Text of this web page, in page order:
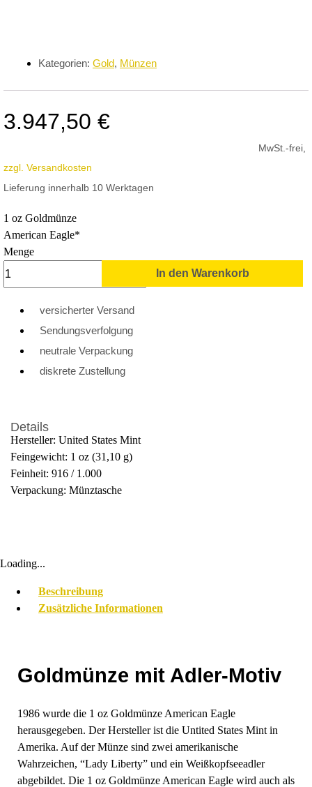
Kategorien: Gold, Münzen
3.947,50 €
MwSt.-frei,
zzgl. Versandkosten
Lieferung innerhalb 10 Werktagen
1 oz Goldmünze
American Eagle*
Menge
In den Warenkorb
versicherter Versand
Sendungsverfolgung
neutrale Verpackung
diskrete Zustellung
Details
Hersteller: United States Mint
Feingewicht: 1 oz (31,10 g)
Feinheit: 916 / 1.000
Verpackung: Münztasche
Loading...
Beschreibung
Zusätzliche Informationen
Goldmünze mit Adler-Motiv
1986 wurde die 1 oz Goldmünze American Eagle
herausgegeben. Der Hersteller ist die Untited States Mint in
Amerika. Auf der Münze sind zwei amerikanische
Wahrzeichen, “Lady Liberty” und ein Weißkopfseeadler
abgebildet. Die 1 oz Goldmünze American Eagle wird auch als